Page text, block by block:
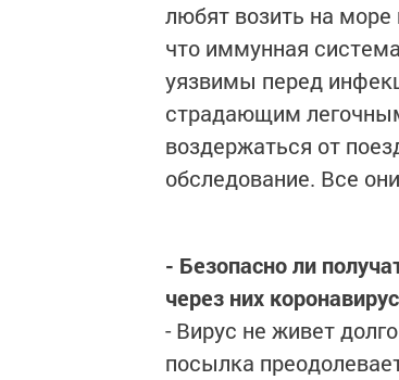
любят возить на
что иммунная
уязвимы перед
страдающим
воздержаться от
обследование. Все
- Безопасно ли
через них
- Вирус не живет
посылка